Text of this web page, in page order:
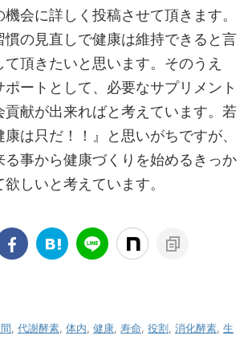
会に詳しく投稿させて頂きます。
慣の見直しで健康は維持できると言
て頂きたいと思います。そのうえ
ポートとして、必要なサプリメント
貢献が出来ればと考えています。若
は只だ！！』と思いがちですが、
る事から健康づくりを始めるきっか
しいと考えています。
代謝酵素 体内 健康 寿命 役割 消化酵素 生